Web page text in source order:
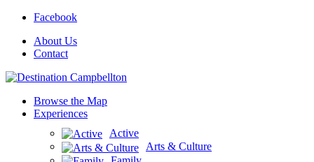
Facebook
About Us
Contact
Browse the Map
Experiences
Active
Arts & Culture